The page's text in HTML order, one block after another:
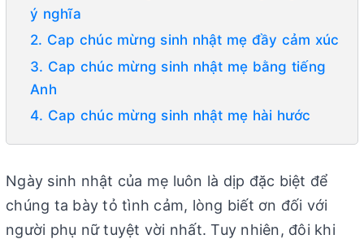
ý nghĩa
2. Cap chúc mừng sinh nhật mẹ đầy cảm xúc
3. Cap chúc mừng sinh nhật mẹ bằng tiếng
Anh
4. Cap chúc mừng sinh nhật mẹ hài hước
Ngày sinh nhật của mẹ luôn là dịp đặc biệt để
chúng ta bày tỏ tình cảm, lòng biết ơn đối với
người phụ nữ tuyệt vời nhất. Tuy nhiên, đôi khi